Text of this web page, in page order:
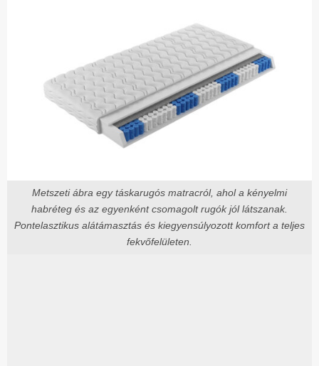
Metszeti ábra egy táskarugós matracról, ahol a kényelmi
habréteg és az egyenként csomagolt rugók jól látszanak.
Pontelasztikus alátámasztás és kiegyensúlyozott komfort a teljes
fekvőfelületen.